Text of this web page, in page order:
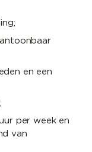
en een
per week en
van